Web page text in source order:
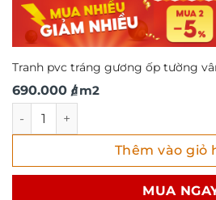
Tranh pvc tráng gương ốp tường
690.000 ₫
/ m2
Tranh pvc tráng gương ốp tường
Thêm vào giỏ
MUA